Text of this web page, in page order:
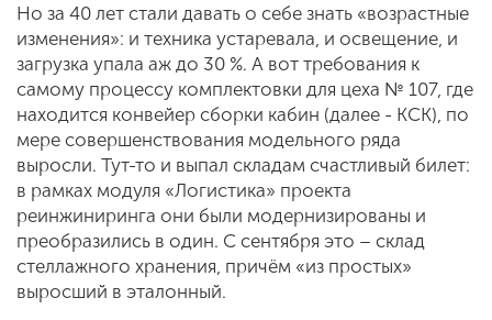
Но за 40 лет стали давать о себе знать «возрастные
изменения»: и техника устаревала, и освещение, и
загрузка упала аж до 30 %. А вот требования к
самому процессу комплектовки для цеха № 107, где
находится конвейер сборки кабин (далее - КСК), по
мере совершенствования модельного ряда
выросли. Тут-то и выпал складам счастливый билет:
в рамках модуля «Логистика» проекта
реинжиниринга они были модернизированы и
преобразились в один. C сентября это – склад
стеллажного хранения, причём «из простых»
выросший в эталонный.